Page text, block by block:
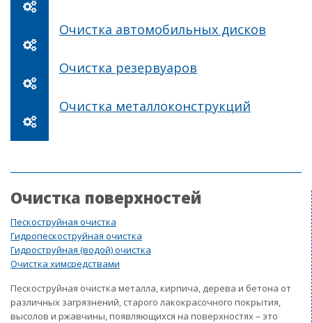
Очистка автомобильных дисков
Очистка резервуаров
Очистка металлоконструкций
Очистка поверхностей
Пескоструйная очистка
Гидропескоструйная очистка
Гидроструйная (водой) очистка
Очистка химсредствами
Пескоструйная очистка металла, кирпича, дерева и бетона от
различных загрязнений, старого лакокрасочного покрытия,
высолов и ржавчины, появляющихся на поверхностях – это